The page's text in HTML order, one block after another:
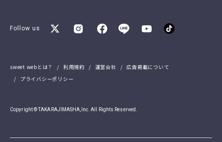
Follow us
sweet webとは？ 利用規約 運営会社
広告掲載について
プライバシーポリシー
Copyright © TAKARAJIMASHA,Inc. All Rights Reserved.